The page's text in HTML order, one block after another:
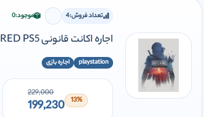
تعداد فروش:4 برای افزودن
موجود:0
اجاره اکانت قانونی DAYS GONE REMASTERED PS5
playstation اجاره بازی
13%
229,000
199,230